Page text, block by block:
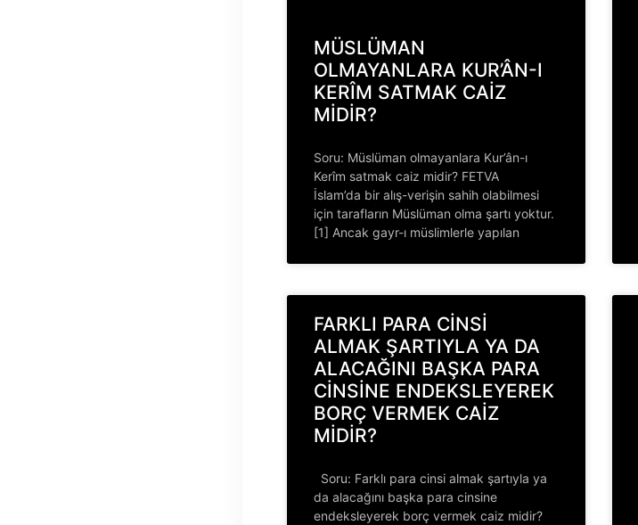
MÜSLÜMAN
OLMAYANLARA KUR’ÂN-I
KERÎM SATMAK CAİZ
MİDİR?
Soru: Müslüman olmayanlara Kur’ân-ı
Kerîm satmak caiz midir? FETVA
İslam’da bir alış-verişin sahih olabilmesi
için tarafların Müslüman olma şartı yoktur.
[1] Ancak gayr-ı müslimlerle yapılan
FARKLI PARA CİNSİ
ALMAK ŞARTIYLA YA DA
ALACAĞINI BAŞKA PARA
CİNSİNE ENDEKSLEYEREK
BORÇ VERMEK CAİZ
MİDİR?
Soru: Farklı para cinsi almak şartıyla ya
da alacağını başka para cinsine
endeksleyerek borç vermek caiz midir?